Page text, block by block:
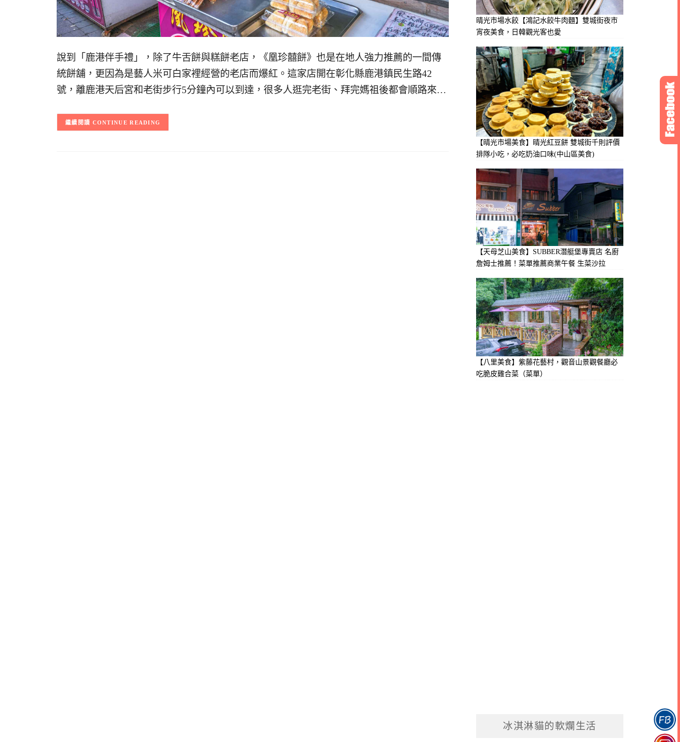
說到「鹿港伴手禮」，除了牛舌餅與糕餅老店，《凰珍囍餅》也是在地人強力推薦的一間傳
統餅舖，更因為是藝人米可白家裡經營的老店而爆紅。這家店開在彰化縣鹿港鎮民生路42
號，離鹿港天后宮和老街步行5分鐘內可以到達，很多人逛完老街、拜完媽祖後都會順路來…
CONTINUE READING
晴光市場水餃【鴻記水餃牛肉麵】雙城街夜市
宵夜美食，日韓觀光客也愛
【晴光市場美食】晴光紅豆餅 雙城街千則評價
排隊小吃，必吃奶油口味(中山區美食)
【天母芝山美食】SUBBER潛艇堡專賣店 名廚
詹姆士推薦！菜單推薦商業午餐 生菜沙拉
【八里美食】紫藤花藝村，觀音山景觀餐廳必
吃脆皮雞合菜（菜單）
冰淇淋貓的軟爛生活